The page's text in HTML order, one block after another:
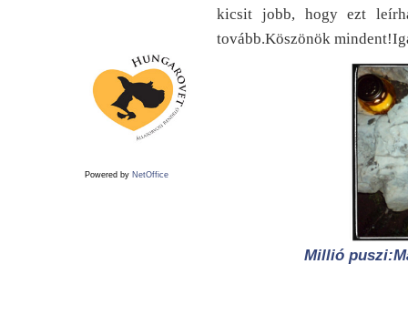
Powered by NetOffice
kicsit jobb, hogy ezt
tovább.Köszönök mindent!
Millió